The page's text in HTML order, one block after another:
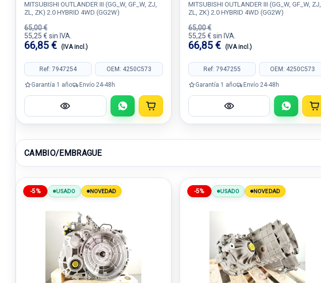
MITSUBISHI OUTLANDER III (GG_W, GF_W, ZJ,
ZL, ZK) 2.0 HYBRID 4WD (GG2W)
65,00 €
55,25 € sin IVA.
66,85 € (IVA incl.)
Ref: 7947254 OEM: 4250C573
Garantía 1 año Envío 24-48h
MITSUBISHI OUTLANDER III (GG_W, GF_W, ZJ,
ZL, ZK) 2.0 HYBRID 4WD (GG2W)
65,00 €
55,25 € sin IVA.
66,85 € (IVA incl.)
Ref: 7947255 OEM: 4250C573
Garantía 1 año Envío 24-48h
CAMBIO/EMBRAGUE
-5% USADO NOVEDAD -5% USADO NOVEDAD